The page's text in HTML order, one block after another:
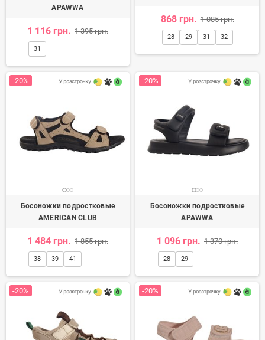
APAWWA
1 116 грн. 1 395 грн.
31
868 грн. 1 085 грн.
28 29 31 32
-20%
Босоножки подростковые
AMERICAN CLUB
1 484 грн. 1 855 грн.
38 39 41
-20%
Босоножки подростковые
APAWWA
1 096 грн. 1 370 грн.
28 29
-20% -20%